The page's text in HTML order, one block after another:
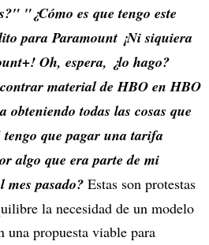
"¿Cómo es que tengo este
para Paramount ¡Ni siquiera
Oh, espera, ¿lo hago?
material de HBO en HBO
obteniendo todas las cosas que
que pagar una tarifa
algo que era parte de mi
pasado? Estas son protestas
la necesidad de un modelo
una propuesta viable para